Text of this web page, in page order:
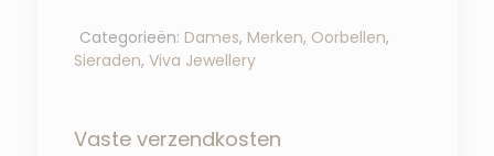
Categorieën: Dames, Merken, Oorbellen,
Sieraden, Viva Jewellery
Vaste verzendkosten